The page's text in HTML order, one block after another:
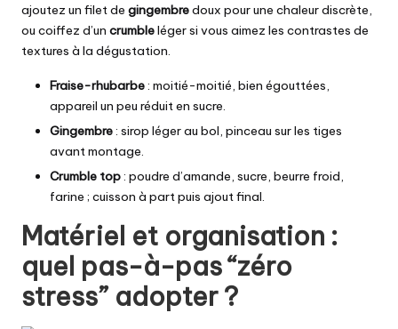
ajoutez un filet de gingembredoux pour une chaleur discrète,
ou coiffez d’un crumbleléger si vous aimez les contrastes de
textures à la dégustation.
Fraise-rhubarbe: moitié-moitié, bien égouttées,
appareil un peu réduit en sucre.
Gingembre: sirop léger au bol, pinceau sur les tiges
avant montage.
Crumble top: poudre d’amande, sucre, beurre froid,
farine ; cuisson à part puis ajout final.
Matériel et organisation :
quel pas-à-pas “zéro
stress” adopter ?